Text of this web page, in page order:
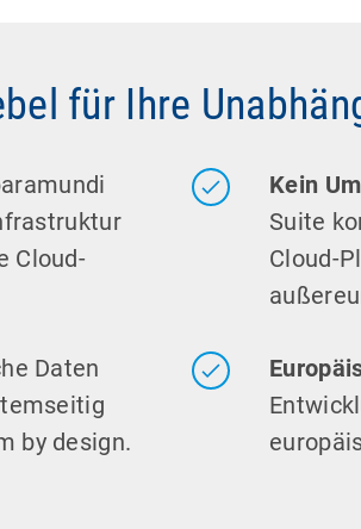
für Ihre
Cloud-
Daten
by design.
Kein
Suite
Cloud-